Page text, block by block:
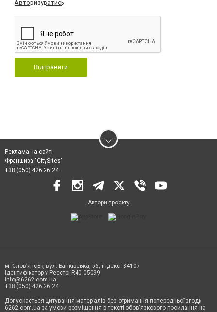
Авторизуватись
Відправити
Реклама на сайті
Франшиза "CitySites"
+38 (050) 426 26 24
Автори проєкту
м. Слов’янськ, вул. Банківська, 56, індекс: 84107
Ідентифікатор у Реєстрі R40-05099
info@6262.com.ua
+38 (050) 426 26 24
Допускається цитування матеріалів без отримання попередньої згоди
6262.com.ua за умови розміщення в тексті обов'язкового посилання на